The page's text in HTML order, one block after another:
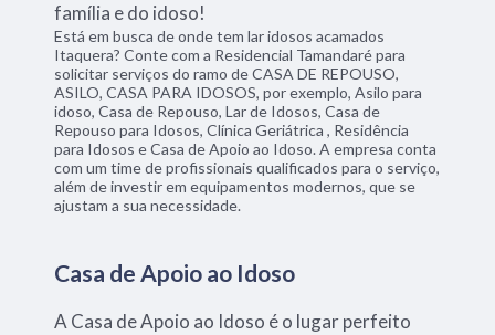
família e do idoso!
Está em busca de onde tem lar idosos acamados
Itaquera? Conte com a Residencial Tamandaré para
solicitar serviços do ramo de CASA DE REPOUSO,
ASILO, CASA PARA IDOSOS, por exemplo, Asilo para
idoso, Casa de Repouso, Lar de Idosos, Casa de
Repouso para Idosos, Clínica Geriátrica , Residência
para Idosos e Casa de Apoio ao Idoso. A empresa conta
com um time de profissionais qualificados para o serviço,
além de investir em equipamentos modernos, que se
ajustam a sua necessidade.
Casa de Apoio ao Idoso
A Casa de Apoio ao Idoso é o lugar perfeito